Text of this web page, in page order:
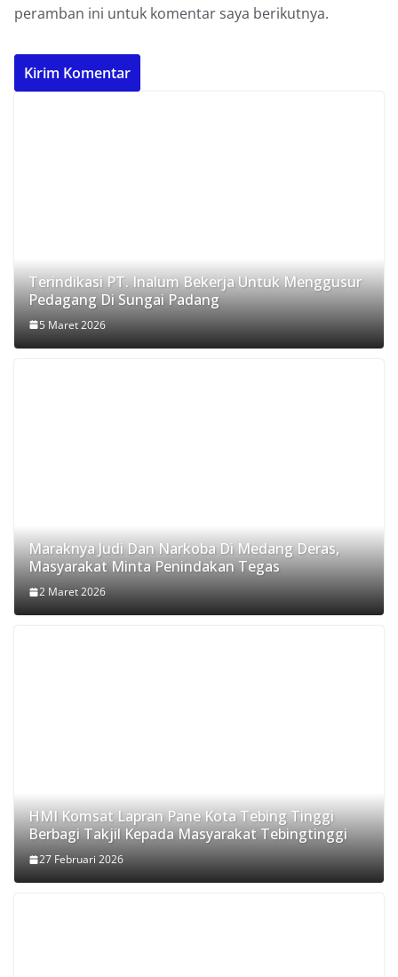
peramban ini untuk komentar saya berikutnya.
Terindikasi PT. Inalum Bekerja Untuk Menggusur
Pedagang Di Sungai Padang
5 Maret 2026
Maraknya Judi Dan Narkoba Di Medang Deras,
Masyarakat Minta Penindakan Tegas
2 Maret 2026
HMI Komsat Lapran Pane Kota Tebing Tinggi
Berbagi Takjil Kepada Masyarakat Tebingtinggi
27 Februari 2026